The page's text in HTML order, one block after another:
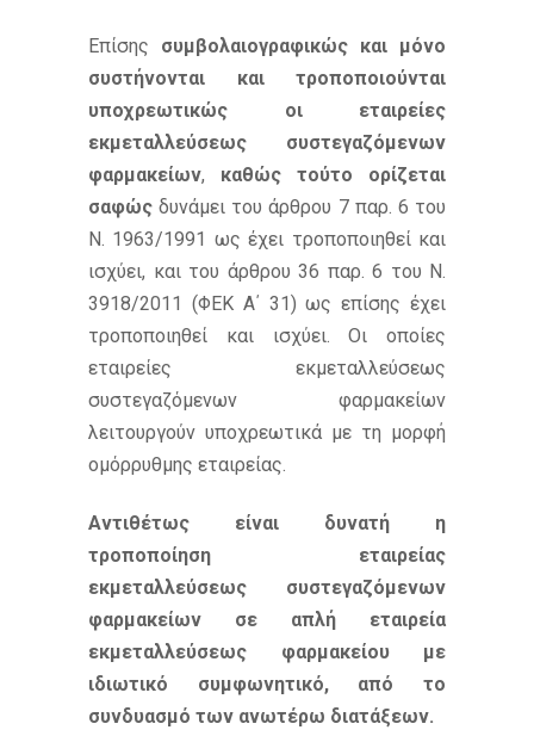
Επίσης συμβολαιογραφικώς και μόνο
συστήνονται και τροποποιούνται
υποχρεωτικώς οι
εταιρείες
εκμεταλλεύσεως συστεγαζόμενων
φαρμακείων, καθώς τούτο ορίζεται
σαφώς δυνάμει του άρθρου 7 παρ. 6 του
Ν. 1963/1991 ως έχει τροποποιηθεί και
ισχύει, και του άρθρου 36 παρ. 6 του Ν.
3918/2011 (ΦΕΚ Α΄ 31) ως επίσης έχει
τροποποιηθεί και ισχύει. Οι οποίες
εταιρείες εκμεταλλεύσεως
συστεγαζόμενων φαρμακείων
λειτουργούν υποχρεωτικά με τη μορφή
ομόρρυθμης εταιρείας.
Αντιθέτως είναι δυνατή η
τροποποίηση εταιρείας
εκμεταλλεύσεως συστεγαζόμενων
φαρμακείων σε απλή εταιρεία
εκμεταλλεύσεως φαρμακείου με
ιδιωτικό συμφωνητικό, από το
συνδυασμό των ανωτέρω διατάξεων.